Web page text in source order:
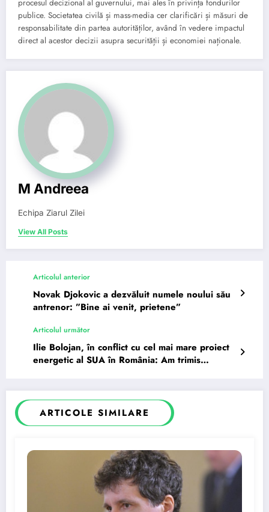
procesul decizional al guvernului, mai ales în privința fondurilor
publice. Societatea civilă și mass-media cer clarificări și măsuri de
responsabilitate din partea autorităților, având în vedere impactul
direct al acestor decizii asupra securității și economiei naționale.
M Andreea
Echipa Ziarul Zilei
View All Posts
Articolul anterior
Novak Djokovic a dezvăluit numele noului său
antrenor: ”Bine ai venit, prietene”
Articolul următor
Ilie Bolojan, în conflict cu cel mai mare proiect
energetic al SUA în România: Am trimis
ARTICOLE SIMILARE